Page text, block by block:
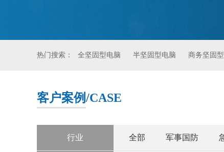
热门搜索： 全坚固型电脑 半坚固型电脑 商务坚固
客户案例/CASE
行业 全部 军事国防